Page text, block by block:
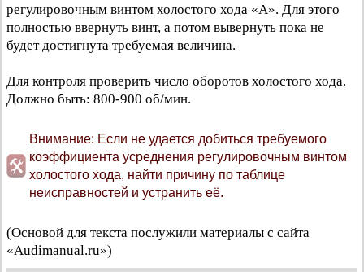
регулировочным винтом холостого хода «А». Для этого
полностью ввернуть винт, а потом вывернуть пока не
будет достигнута требуемая величина.
Для контроля проверить число оборотов холостого хода.
Должно быть: 800-900 об/мин.
Внимание: Если не удается добиться требуемого
коэффициента усреднения регулировочным винтом
холостого хода, найти причину по таблице
неисправностей и устранить её.
(Основой для текста послужили материалы с сайта
«Audimanual.ru»)